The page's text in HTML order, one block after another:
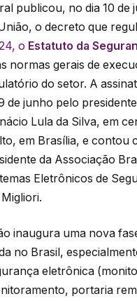
publicou, no dia 10 de
o decreto que
o Estatuto da
normas gerais de
do setor. A
de junho pelo
Lula da Silva, em
em Brasília, e contou
da Associação
Eletrônicos de
inaugura uma nova
no Brasil,
eletrônica
portaria